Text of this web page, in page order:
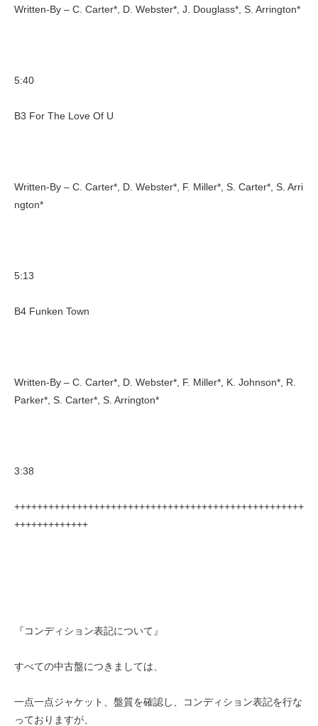
Written-By – C. Carter*, D. Webster*, J. Douglass*, S. Arrington*
5:40
B3 For The Love Of U
Written-By – C. Carter*, D. Webster*, F. Miller*, S. Carter*, S. Arri
ngton*
5:13
B4 Funken Town
Written-By – C. Carter*, D. Webster*, F. Miller*, K. Johnson*, R.
Parker*, S. Carter*, S. Arrington*
3:38
+++++++++++++++++++++++++++++++++++++++++++++++++++
+++++++++++++
『コンディション表記について』
すべての中古盤につきましては、
一点一点ジャケット、盤質を確認し、コンディション表記を行な
っておりますが、